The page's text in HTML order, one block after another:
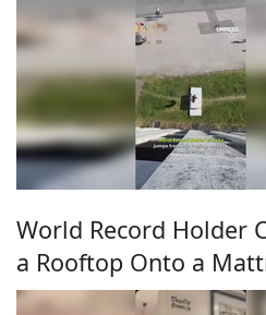
World Record Holder
a Rooftop Onto a